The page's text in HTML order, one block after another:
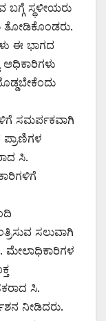
ಸ್ಥಳೀಯರು
ತೋಡಿಕೊಂಡರು.
ಈ ಭಾಗದ
ಅಧಿಕಾರಿಗಳು
ಸಮರ್ಪಕವಾಗಿ
ಸಿ.
ಸಲುವಾಗಿ
ಮೇಲಾಧಿಕಾರಿಗಳ
ಸಿ.
ನೀಡಿದರು.